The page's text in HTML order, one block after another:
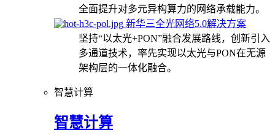
全面提升对多元异构算力的网络承载能力。
新华三全光网络5.0解决方案
坚持“以太光+PON”融合发展路线，创新引入
多通道技术，率先实现以太光与PON在无源
架构层的一体化融合。
智慧计算
智慧计算